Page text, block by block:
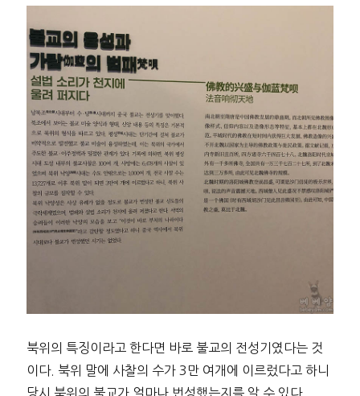
북위의 특징이라고 한다면 바로 불교의 전성기였다는 것
이다. 북위 말에 사찰의 수가 3만 여개에 이르렀다고 하니
당시 북위의 불교가 얼마나 번성했는지를 알 수 있다.